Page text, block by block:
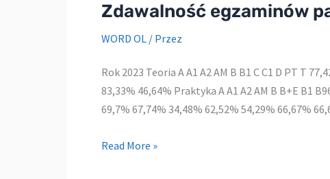
Zdawalność egzaminów
WORD OL / Przez
Rok 2023 Teoria A A1 A2 AM B B1 C C1 D PT T
83,33% 46,64% Praktyka A A1 A2 AM B B+E B1
69,7% 67,74% 34,48% 62,52% 54,29% 66,67%
Zdawalność
Read More »